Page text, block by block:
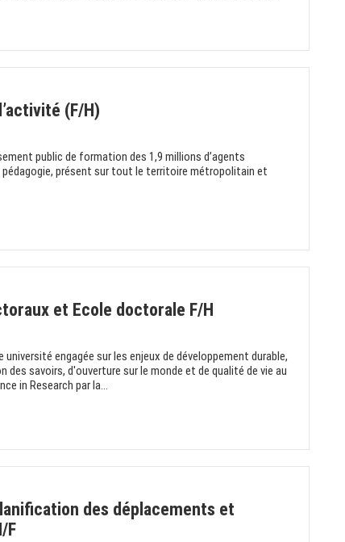
(F/H)
public de formation des 1,9 millions d’agents
présent sur tout le territoire métropolitain et
et Ecole doctorale F/H
engagée sur les enjeux de développement durable,
savoirs, d'ouverture sur le monde et de qualité de vie au
in Research par la...
des déplacements et
F